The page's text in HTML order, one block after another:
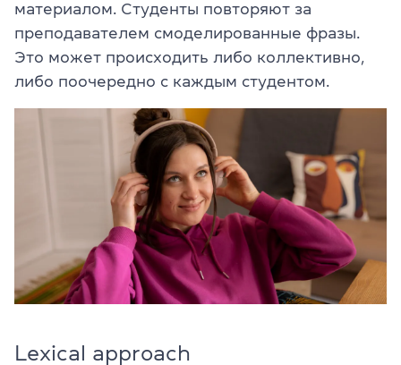
материалом. Студенты повторяют за
преподавателем смоделированные фразы.
Это может происходить либо коллективно,
либо поочередно с каждым студентом.
Lexical approach